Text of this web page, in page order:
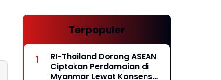
Terpopuler
RI-Thailand Dorong ASEAN
Ciptakan Perdamaian di
Myanmar Lewat Konsensus